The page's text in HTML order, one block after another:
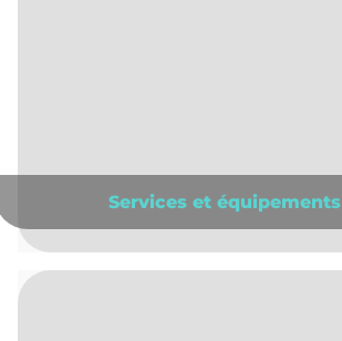
Services et équipements